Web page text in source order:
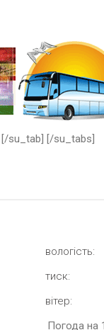
[/su_tab] [/su_tabs]
вологість:
тиск:
вітер:
Погода на